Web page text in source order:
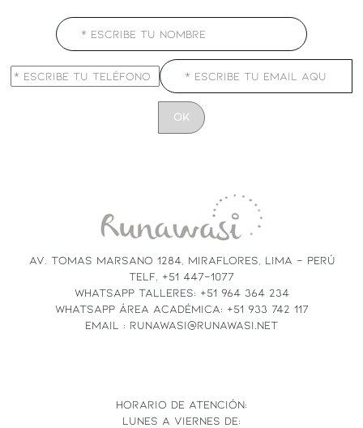
BLANK.AV. TOMAS MARSANO 1284, MIRAFLORES, LIMA - PERÚ
TELF. +51 447-1077
WHATSAPP TALLERES: +51 964 364 234
WHATSAPP ÁREA ACADÉMICA: +51 933 742 117
EMAIL : RUNAWASI@RUNAWASI.NET
HORARIO DE ATENCIÓN:
LUNES A VIERNES DE: